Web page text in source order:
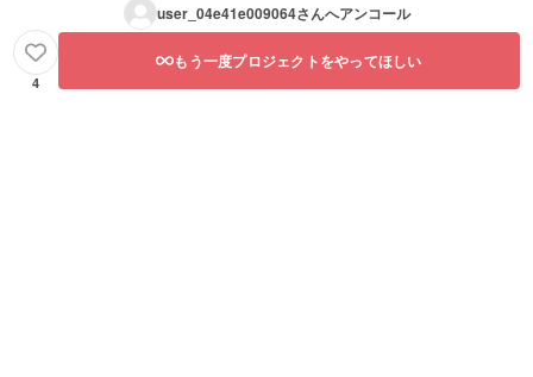
user_04e41e009064さんへアンコール
4
もう一度プロジェクトをやってほしい